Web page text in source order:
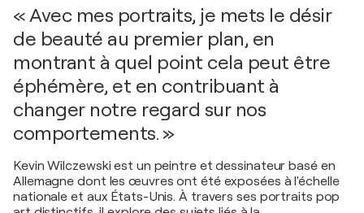
« Avec mes portraits, je mets le désir
de beauté au premier plan, en
montrant à quel point cela peut être
éphémère, et en contribuant à
changer notre regard sur nos
comportements. »
Kevin Wilczewski est un peintre et dessinateur basé en
Allemagne dont les œuvres ont été exposées à l'échelle
nationale et aux États-Unis. À travers ses portraits pop